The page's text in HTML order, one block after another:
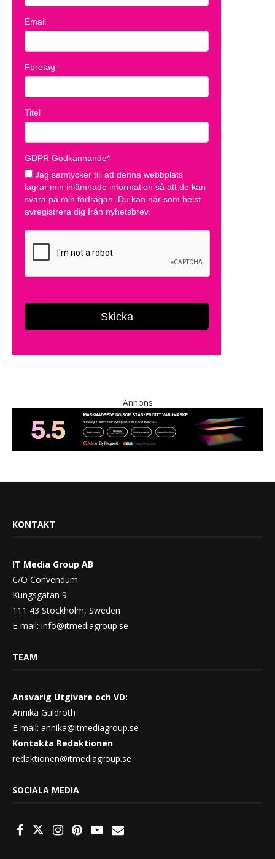
Annons
KONTAKT
IT Media Group AB
C/O Convendum
Kungsgatan 9
111 43 Stockholm, Sweden
E-mail: info@itmediagroup.se
TEAM
Ansvarig Utgivare och VD:
Annika Guldroth
E-mail: annika@itmediagroup.se
Kontakta Redaktionen
redaktionen@itmediagroup.se
SOCIALA MEDIA